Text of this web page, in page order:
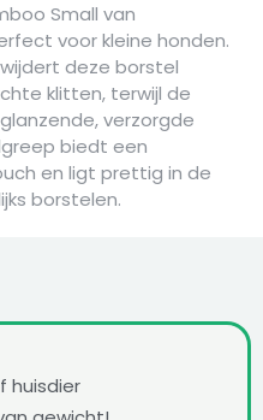
Small van
voor kleine honden.
deze borstel
klitten, terwijl de
verzorgde
biedt een
en ligt prettig in de
borstelen.
huisdier